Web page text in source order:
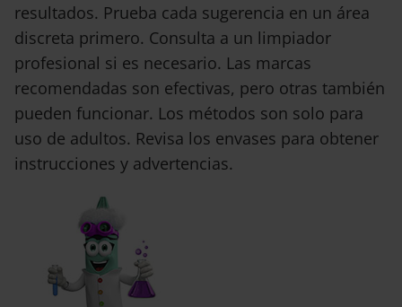
resultados. Prueba cada sugerencia en un área
discreta primero. Consulta a un limpiador
profesional si es necesario. Las marcas
recomendadas son efectivas, pero otras también
pueden funcionar. Los métodos son solo para
uso de adultos. Revisa los envases para obtener
instrucciones y advertencias.